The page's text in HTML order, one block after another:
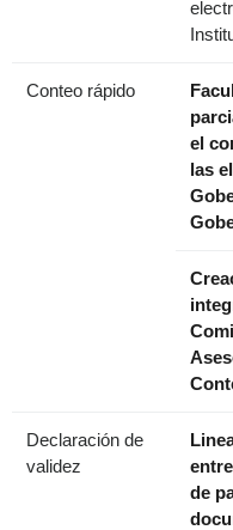
Conteo rápido
el
las
Declaración de
validez
de